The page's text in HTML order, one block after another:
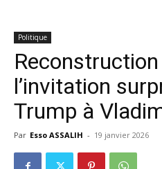
Politique
l’invitation
Trump à
Par Esso ASSALIH - 19 janvier 2026